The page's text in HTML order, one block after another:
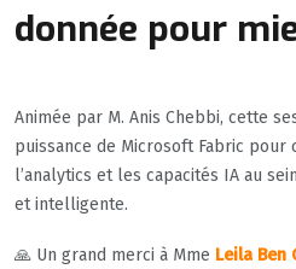
donnée pour
Animée par M. Anis Chebbi, cette
puissance de Microsoft Fabric
l’analytics et les capacités IA au
et intelligente.
🙏 Un grand merci à Mme Leila Ben